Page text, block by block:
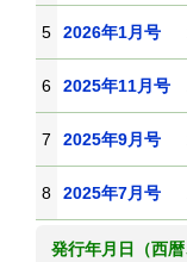
5 2026年1月号
6 2025年11月号
7 2025年9月号
8 2025年7月号
発行年月日（西暦